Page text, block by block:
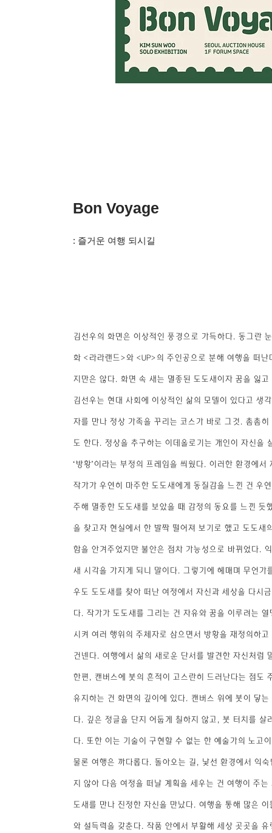
Bon Voyage
: 즐거운 여행 되시길
김선우의 화면은 이상적인 풍경으로 가득하다. 동그란
화 <라라랜드>와 <UP>의 주인공으로 분해 여행을 떠
지만은 않다. 화면 속 새는 멸종된 도도새이자 꿈을 잃
김선우는 현대 사회에 이상적인 삶의 모델이 있다고 생
자를 만나 정상 가족을 꾸리는 코스가 바로 그것. 촘촘
도 한다. 정상을 추구하는 이데올로기는 개인이 자신을
‘방황’이라는 부정의 프레임을 씌웠다. 이러한 환경에
작가가 우연히 마주한 도도새에게 동질감을 느낀 건 우
주해 멸종한 도도새를 보았을 때 감정의 동요를 느낀
을 찾고자 현실에서 한 발짝 떨어져 보기로 했고 도도
함을 안겨주었지만 불안은 점차 가능성으로 바뀌었다.
새 시각을 가지게 되니 말이다. 그렇기에 헤매며 무언
우도 도도새를 찾아 떠난 여정에서 자신과 세상을 다시
다. 작가가 도도새를 그리는 건 자유와 꿈을 이루려는
시켜 여러 행위의 주체자로 삼으면서 방황을 재정의하
건넨다. 여행에서 삶의 새로운 단서를 발견한 자신처럼
한편, 캔버스에 붓의 흔적이 고스란히 드러난다는 점도
유지하는 건 화면의 깊이에 있다. 캔버스 위에 붓이 닿
다. 깊은 정글을 단지 어둡게 칠하지 않고, 붓 터치를
다. 또한 이는 기술이 구현할 수 없는 한 예술가의 노고
물론 여행은 까다롭다. 돌아오는 길, 낯선 환경에서 익
지 않아 다음 여정을 떠날 계획을 세우는 건 여행이 주
도새를 만나 진정한 자신을 만났다. 여행을 통해 많은
와 설득력을 갖춘다. 작품 안에서 부활해 세상 곳곳을